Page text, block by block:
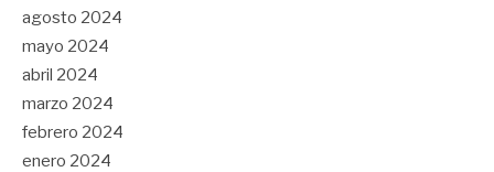
agosto 2024
mayo 2024
abril 2024
marzo 2024
febrero 2024
enero 2024